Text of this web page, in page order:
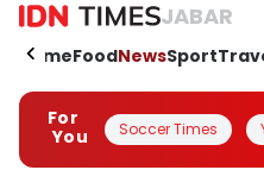
JABAR
HomeFoodNewsSport
For
You
Soccer Times